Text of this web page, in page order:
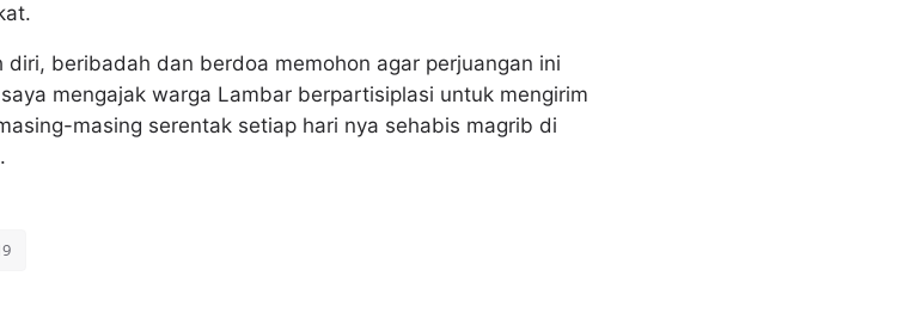
beribadah dan berdoa memohon agar perjuangan ini
mengajak warga Lambar berpartisiplasi untuk mengirim
masing serentak setiap hari nya sehabis magrib di